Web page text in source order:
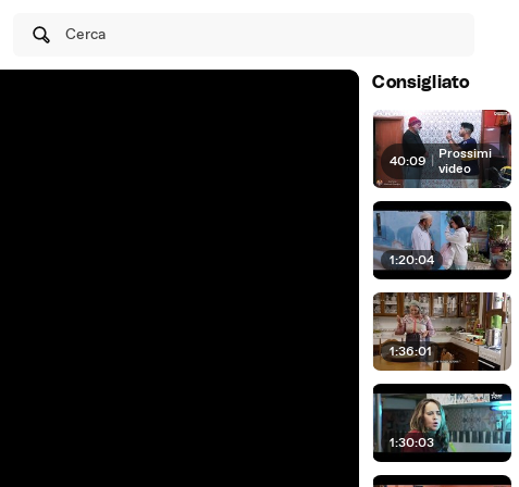
Cerca
Consigliato
40:09
Prossimi
video
1:20:04
1:36:01
1:30:03